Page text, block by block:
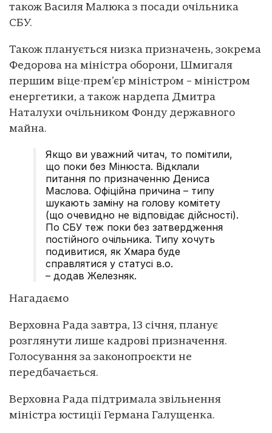
також Василя Малюка з посади очільника
СБУ.
Також планується низка призначень, зокрема
Федорова на міністра оборони, Шмигаля
першим віце-прем’єр міністром – міністром
енергетики, а також нардепа Дмитра
Наталухи очільником Фонду державного
майна.
Якщо ви уважний читач, то помітили,
що поки без Мінюста. Відклали
питання по призначенню Дениса
Маслова. Офіційна причина – типу
шукають заміну на голову комітету
(що очевидно не відповідає дійсності).
По СБУ теж поки без затвердження
постійного очільника. Типу хочуть
подивитися, як Хмара буде
справлятися у статусі в.о.
– додав Железняк.
Нагадаємо
Верховна Рада завтра, 13 січня, планує
розглянути лише кадрові призначення.
Голосування за законопроєкти не
передбачається.
Верховна Рада підтримала звільнення
міністра юстиції Германа Галущенка.